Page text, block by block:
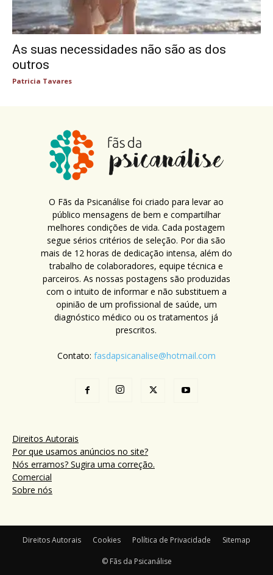
As suas necessidades não são as dos
outros
Patricia Tavares
O Fãs da Psicanálise foi criado para levar ao
público mensagens de bem e compartilhar
melhores condições de vida. Cada postagem
segue sérios critérios de seleção. Por dia são
mais de 12 horas de dedicação intensa, além do
trabalho de colaboradores, equipe técnica e
parceiros. As nossas postagens são produzidas
com o intuito de informar e não substituem a
opinião de um profissional de saúde, um
diagnóstico médico ou os tratamentos já
prescritos.
Contato: fasdapsicanalise@hotmail.com
Direitos Autorais
Por que usamos anúncios no site?
Nós erramos? Sugira uma correção.
Comercial
Sobre nós
Direitos Autorais Cookies Política de Privacidade Sitemap
© Fãs da Psicanálise